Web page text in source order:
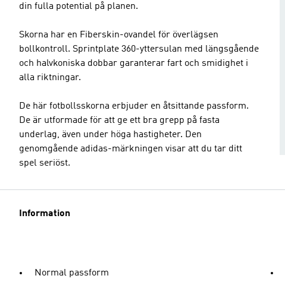
din fulla potential på planen.
Skorna har en Fiberskin-ovandel för överlägsen
bollkontroll. Sprintplate 360-yttersulan med längsgående
och halvkoniska dobbar garanterar fart och smidighet i
alla riktningar.
De här fotbollsskorna erbjuder en åtsittande passform.
De är utformade för att ge ett bra grepp på fasta
underlag, även under höga hastigheter. Den
genomgående adidas-märkningen visar att du tar ditt
spel seriöst.
Information
Normal passform